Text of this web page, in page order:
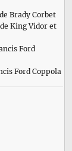
Brady Corbet
King Vidor et
Ford
Ford Coppola